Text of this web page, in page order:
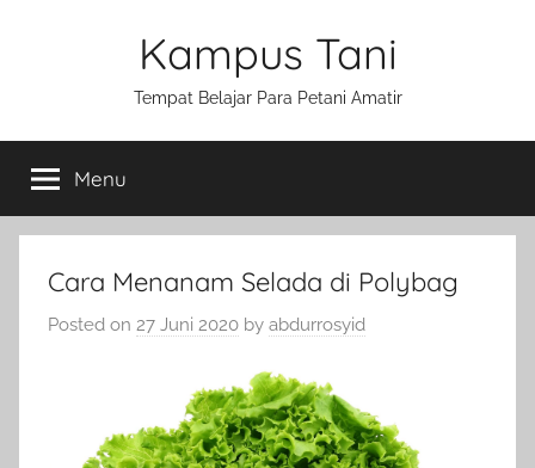
Kampus Tani
Tempat Belajar Para Petani Amatir
Menu
Cara Menanam Selada di Polybag
Posted on 27 Juni 2020 by abdurrosyid